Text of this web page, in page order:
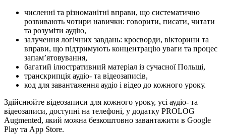
численні та різноманітні вправи, що систематично
розвивають чотири навички: говорити, писати, читати
та розуміти аудію,
залучення логічних завдань: кросворди, вікторини та
вправи, що підтримують концентрацію уваги та процес
запам’ятовування,
багатий ілюстративний матеріал із сучасної Польщі,
транскрипція аудіо- та відеозаписів,
код для завантаження аудіо і відео до кожного уроку.
Здійснюйте відеозаписи для кожного уроку, усі аудіо- та
відеозаписи, доступні на телефоні, у додатку PROLOG
Augmented, який можна безкоштовно завантажити в Google
Play та App Store.